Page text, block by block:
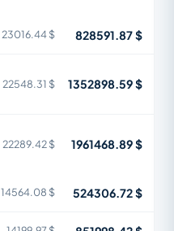
23016.44 $ 828591.87 $
22548.31 $ 1352898.59 $
22289.42 $ 1961468.89 $
14564.08 $ 524306.72 $